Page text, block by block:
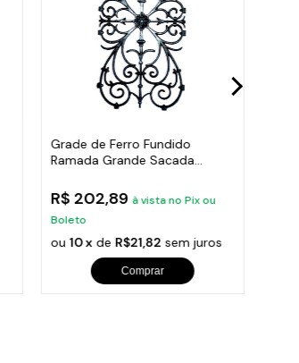
Grade de Ferro Fundido
Ramada Grande Sacada
R$ 202,89 à vista no Pix ou
Boleto
ou10 x de R$21,82 sem juros
Comprar